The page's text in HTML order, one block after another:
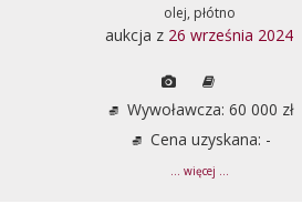
olej, płótno
aukcja z 26 września 2024
Wywoławcza: 60 000 zł
Cena uzyskana: -
... więcej ...